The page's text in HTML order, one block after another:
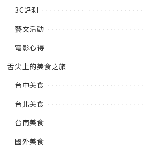
3C評測
藝文活動
電影心得
舌尖上的美食之旅
台中美食
台北美食
台南美食
國外美食